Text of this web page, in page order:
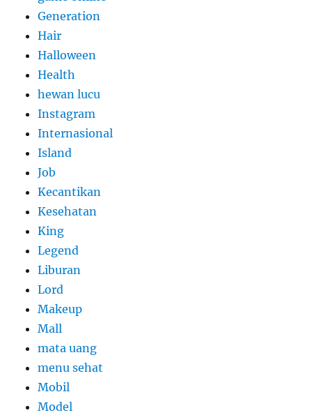
Generation
Hair
Halloween
Health
hewan lucu
Instagram
Internasional
Island
Job
Kecantikan
Kesehatan
King
Legend
Liburan
Lord
Makeup
Mall
mata uang
menu sehat
Mobil
Model